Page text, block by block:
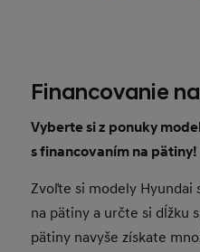
Financovanie
Vyberte si z ponuky
s financovaním na pätiny!
Zvoľte si modely Hyundai
na pätiny a určte si dĺžku
pätiny navyše získate